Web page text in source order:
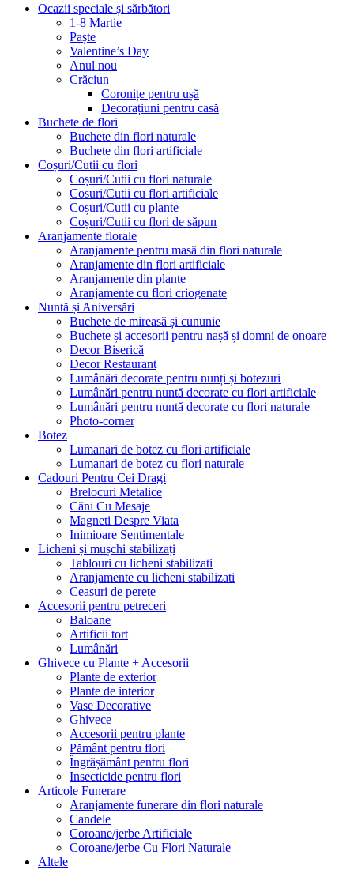
Ocazii speciale și sărbători
1-8 Martie
Paște
Valentine’s Day
Anul nou
Crăciun
Coronițe pentru ușă
Decorațiuni pentru casă
Buchete de flori
Buchete din flori naturale
Buchete din flori artificiale
Coșuri/Cutii cu flori
Coșuri/Cutii cu flori naturale
Cosuri/Cutii cu flori artificiale
Coșuri/Cutii cu plante
Coșuri/Cutii cu flori de săpun
Aranjamente florale
Aranjamente pentru masă din flori naturale
Aranjamente din flori artificiale
Aranjamente din plante
Aranjamente cu flori criogenate
Nuntă și Aniversări
Buchete de mireasă și cununie
Buchete și accesorii pentru nașă și domni de onoare
Decor Biserică
Decor Restaurant
Lumânări decorate pentru nunți și botezuri
Lumânări pentru nuntă decorate cu flori artificiale
Lumânări pentru nuntă decorate cu flori naturale
Photo-corner
Botez
Lumanari de botez cu flori artificiale
Lumanari de botez cu flori naturale
Cadouri Pentru Cei Dragi
Brelocuri Metalice
Căni Cu Mesaje
Magneti Despre Viata
Inimioare Sentimentale
Licheni și mușchi stabilizați
Tablouri cu licheni stabilizati
Aranjamente cu licheni stabilizati
Ceasuri de perete
Accesorii pentru petreceri
Baloane
Artificii tort
Lumânări
Ghivece cu Plante + Accesorii
Plante de exterior
Plante de interior
Vase Decorative
Ghivece
Accesorii pentru plante
Pământ pentru flori
Îngrășământ pentru flori
Insecticide pentru flori
Articole Funerare
Aranjamente funerare din flori naturale
Candele
Coroane/jerbe Artificiale
Coroane/jerbe Cu Flori Naturale
Altele